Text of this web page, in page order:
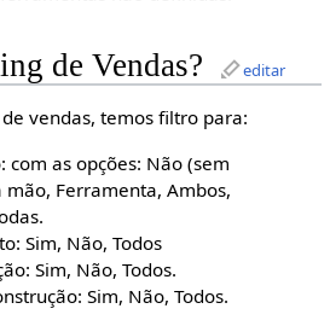
de Vendas? editar
vendas, temos filtro para:
com as opções: Não (sem
Ferramenta, Ambos,
Sim, Não, Todos
Sim, Não, Todos.
Sim, Não, Todos.